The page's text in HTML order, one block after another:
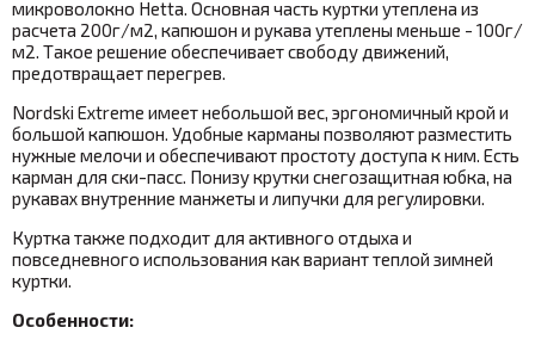
микроволокно Hetta. Основная часть куртки утеплена из
расчета 200г/м2, капюшон и рукава утеплены меньше - 100г/
м2. Такое решение обеспечивает свободу движений,
предотвращает перегрев.
Nordski Extreme имеет небольшой вес, эргономичный крой и
большой капюшон. Удобные карманы позволяют разместить
нужные мелочи и обеспечивают простоту доступа к ним. Есть
карман для ски-пасс. Понизу крутки снегозащитная юбка, на
рукавах внутренние манжеты и липучки для регулировки.
Куртка также подходит для активного отдыха и
повседневного использования как вариант теплой зимней
куртки.
Особенности: